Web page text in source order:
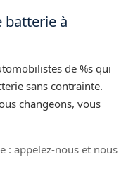
batterie à
de %s qui
sans contrainte.
changeons, vous
: appelez-nous et nous